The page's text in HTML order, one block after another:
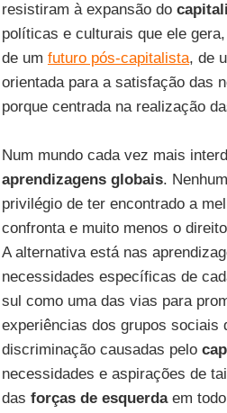
resistiram à expansão do
políticas e culturais que ele
de um futuro pós-capitalista, de
orientada para a satisfação das
porque centrada na realização
Num mundo cada vez mais
aprendizagens globais.
privilégio de ter encontrado a
confronta e muito menos o
A alternativa está nas
necessidades específicas de
sul como uma das vias para
experiências dos grupos sociais
discriminação causadas pelo
necessidades e aspirações de
das forças de esquerdaem todo